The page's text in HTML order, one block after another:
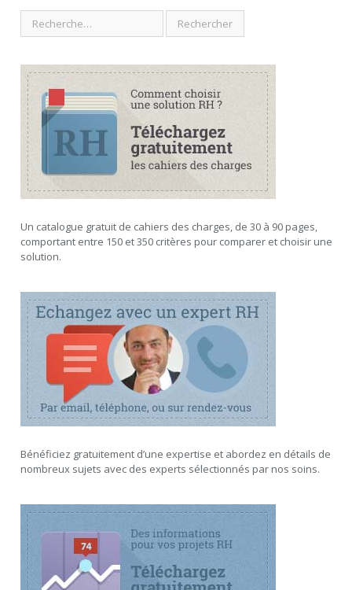
Un catalogue gratuit de cahiers des charges, de 30 à 90 pages,
comportant entre 150 et 350 critères pour comparer et choisir une
solution.
Bénéficiez gratuitement d’une expertise et abordez en détails de
nombreux sujets avec des experts sélectionnés par nos soins.